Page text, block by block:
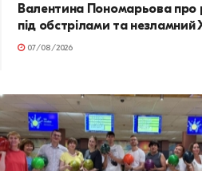
Валентина Пономарьова про
під обстрілами та незламний
07/08/2026